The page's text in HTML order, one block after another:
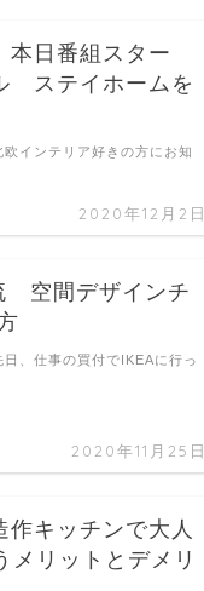
本日番組スター
ステイホームを
2020年12月2日
インテリア好きの方にお知
空間デザインチ
2020年11月25日
、仕事の買付でIKEAに行っ
作キッチンで大人
メリットとデメリ